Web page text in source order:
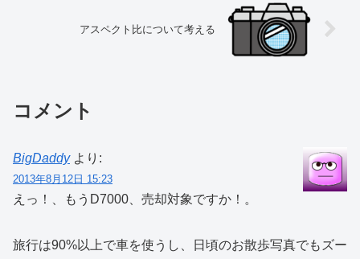
アスペクト比について考える
コメント
BigDaddy より:
2013年8月12日 15:23
えっ！、もうD7000、売却対象ですか！。
旅行は90%以上で車を使うし、日頃のお散歩写真でもズー